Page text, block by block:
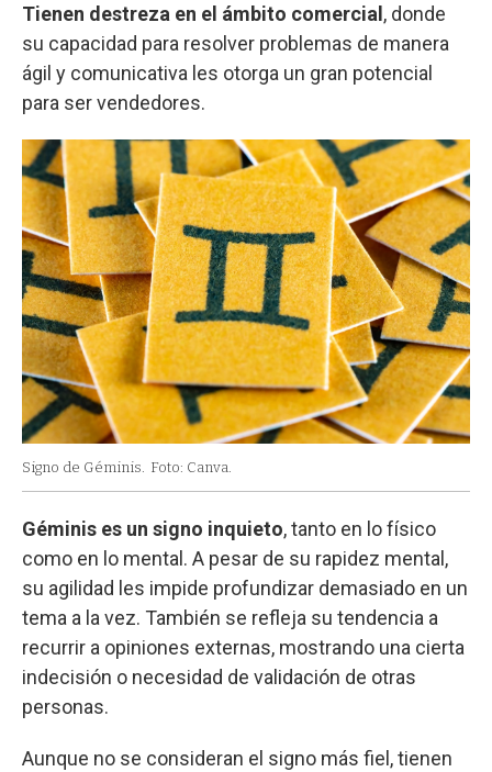
Tienen destreza en el ámbito comercial , donde
su capacidad para resolver problemas de manera
ágil y comunicativa les otorga un gran potencial
para ser vendedores.
Signo de Géminis. Foto: Canva.
Géminis es un signo inquieto, tanto en lo físico
como en lo mental. A pesar de su rapidez mental,
su agilidad les impide profundizar demasiado en un
tema a la vez. También se refleja su tendencia a
recurrir a opiniones externas, mostrando una cierta
indecisión o necesidad de validación de otras
personas.
Aunque no se consideran el signo más fiel, tienen